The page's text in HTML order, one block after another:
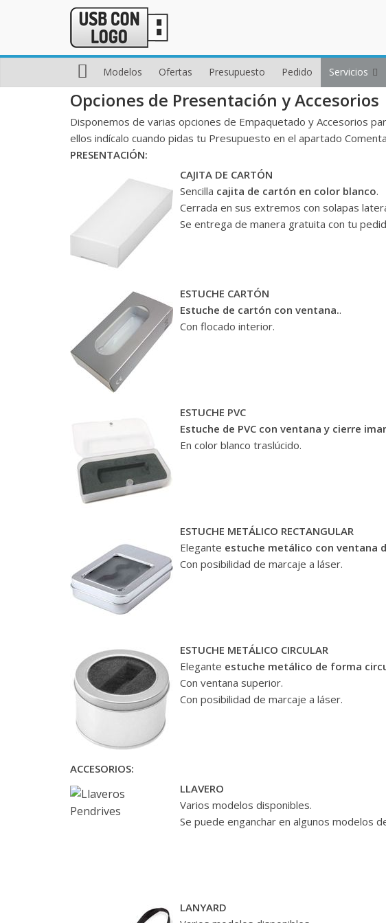
Modelos Ofertas Presupuesto Pedido Servicios
Opciones de Presentación y Accesorios
Disponemos de varias opciones de Empaquetado y Accesorios
ellos indícalo cuando pidas tu Presupuesto en el apartado
PRESENTACIÓN:
CAJITA DE CARTÓN
Sencilla cajita de cartón en color blanco.
Cerrada en sus extremos con solapas
Se entrega de manera gratuita con tu
ESTUCHE CARTÓN
Estuche de cartón con ventana..
Con flocado interior.
ESTUCHE PVC
Estuche de PVC con ventana y cierre
En color blanco traslúcido.
ESTUCHE METÁLICO RECTANGULAR
Elegante estuche metálico con ventana
Con posibilidad de marcaje a láser.
ESTUCHE METÁLICO CIRCULAR
Elegante estuche metálico de forma
Con ventana superior.
Con posibilidad de marcaje a láser.
ACCESORIOS:
LLAVERO
Varios modelos disponibles.
Se puede enganchar en algunos modelos
LANYARD